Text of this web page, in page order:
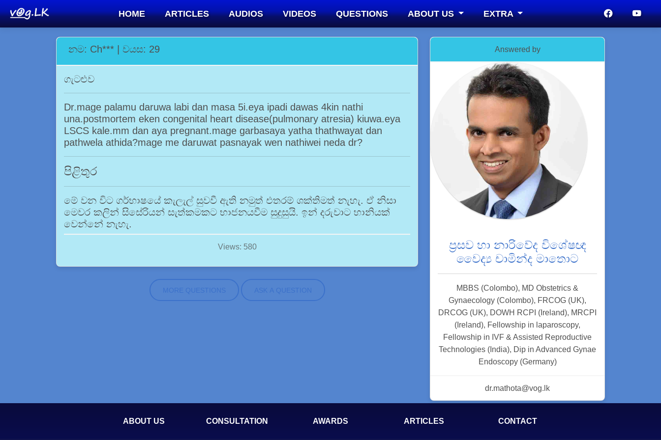
HOME ARTICLES AUDIOS VIDEOS QUESTIONS ABOUT US EXTRA
නම: Ch*** | වයස: 29
ගැටළුව
Dr.mage palamu daruwa labi dan masa 5i.eya ipadi dawas 4kin nathi
una.postmortem eken congenital heart disease(pulmonary atresia) kiuwa.eya
LSCS kale.mm dan aya pregnant.mage garbasaya yatha thathwayat dan
pathwela athida?mage me daruwat pasnayak wen nathiwei neda dr?
පිළිතුර
මේ වන විට ගර්භාෂයේ කැලැල් සුවවී ඇති නමුත් එතරම් ශක්තිමත් නැහැ. ඒ නිසා
මෙවර කලින් සිසේරියන් සැත්කමකට භාජනයවීම සුදුසුයි. ඉන් දරුවාට හානියක්
වෙන්නේ නැහැ.
Views: 580
MORE QUESTIONS ASK A QUESTION
Answered by
ප්‍රසව හා නාරිවේද විශේෂඥ
වෛද්‍ය චාමින්ද මාතොට
MBBS (Colombo), MD Obstetrics &
Gynaecology (Colombo), FRCOG (UK),
DRCOG (UK), DOWH RCPI (Ireland), MRCPI
(Ireland), Fellowship in laparoscopy,
Fellowship in IVF & Assisted Reproductive
Technologies (India), Dip in Advanced Gynae
Endoscopy (Germany)
dr.mathota@vog.lk
ABOUT US CONSULTATION AWARDS ARTICLES CONTACT